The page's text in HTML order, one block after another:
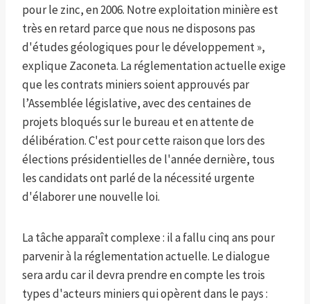
pour le zinc, en 2006. Notre exploitation minière est
très en retard parce que nous ne disposons pas
d'études géologiques pour le développement »,
explique Zaconeta. La réglementation actuelle exige
que les contrats miniers soient approuvés par
l’Assemblée législative, avec des centaines de
projets bloqués sur le bureau et en attente de
délibération. C'est pour cette raison que lors des
élections présidentielles de l'année dernière, tous
les candidats ont parlé de la nécessité urgente
d'élaborer une nouvelle loi.
La tâche apparaît complexe : il a fallu cinq ans pour
parvenir à la réglementation actuelle. Le dialogue
sera ardu car il devra prendre en compte les trois
types d'acteurs miniers qui opèrent dans le pays :